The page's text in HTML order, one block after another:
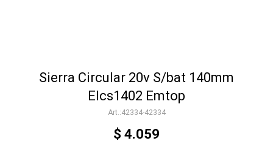
Sierra Circular 20v S/bat 140mm
Elcs1402 Emtop
42334-42334
$ 4.059
Varios
Trabaja con nosotros